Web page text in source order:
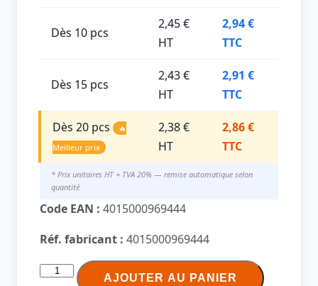
Dès 10 pcs
2,45 €
HT
2,94 €
TTC
Dès 15 pcs
2,43 €
HT
2,91 €
TTC
Dès 20 pcs
🔥
Meilleur prix
2,38 €
HT
2,86 €
TTC
* Prix unitaires HT + TVA 20% — remise automatique selon
quantité
Code EAN : 4015000969444
Réf. fabricant : 4015000969444
quantité
AJOUTER AU PANIER